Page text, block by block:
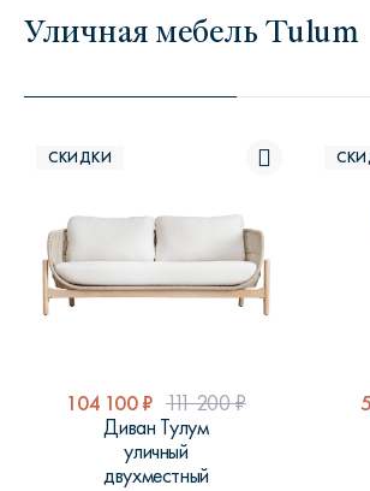
Уличная мебель Tulum
СКИДКИ
104 100₽ 111 200₽
Диван Тулум
уличный
двухместный